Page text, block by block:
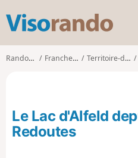
s
o
o
Randonnées Franche-Comté Territoire-de-Belfort
Le Lac d'Alfeld
Redoutes